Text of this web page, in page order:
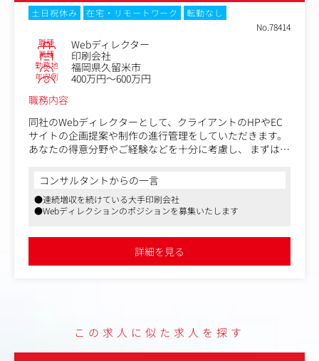
土日祝休み 在宅・リモートワーク
転勤なし
No.78414
職種 Webディレクター
業種 印刷会社
勤務地 福岡県久留米市
年収例
400万円～600万円
職務内容
同社のWebディレクターとして、クライアントのHPやEC
サイトの企画提案や制作の進行管理をしていただきます。
あなたの得意分野やご経験などを十分に考慮し、 まずは以
ます。
クライアントは、卸売・スーパー・食品メーカー・化粧品
メーカーなどをはじめとした中小企業が中心です。 担当営
ング。 サイトのコンセプト企画書の作成～ご提案、金額か
ら納期まで、一括してご提案を実施します。
※各種Webサイトの制作はもちろん、メディアミックス型
の提案実績も多数。
枠に縛られない、幅広いご提案が可能です。
コンサルタントからの一言
●連続増収を続けている大手印刷会社
●Webディレクションのポジションを募集いたします
詳細を見る
この求人に似た求人を探す